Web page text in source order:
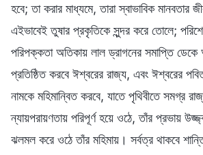
হবে; তা করার মাধ্যমে, তারা স্বাভাবিক মানবতার
এইভাবেই তুষার প্রকৃতিকে সুন্দর করে তোলে;
পরিপক্কতা অতিকায় লাল ড্রাগনের সমাপ্তি ডেকে
প্রতিষ্ঠিত করবে ঈশ্বরের রাজ্য, এবং ঈশ্বরের
নামকে মহিমান্বিত করবে, যাতে পৃথিবীতে সমগ্র
ন্যায়পরায়ণতায় পরিপূর্ণ হয়ে ওঠে, তাঁর প্রভায়
ঝলমল করে ওঠে তাঁর মহিমায়। সর্বত্র থাকবে